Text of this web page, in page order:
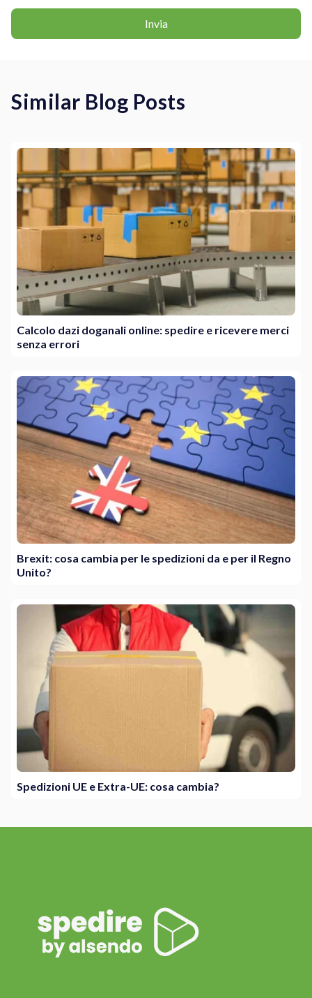
Similar Blog Posts
Calcolo dazi doganali online: spedire e ricevere merci
senza errori
Brexit: cosa cambia per le spedizioni da e per il Regno
Unito?
Spedizioni UE e Extra-UE: cosa cambia?